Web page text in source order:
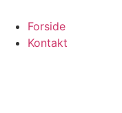
Forside
Kontakt